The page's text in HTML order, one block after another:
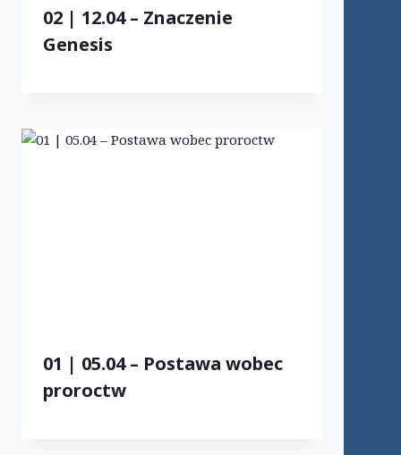
02 | 12.04 – Znaczenie
Genesis
01 | 05.04 – Postawa wobec
proroctw